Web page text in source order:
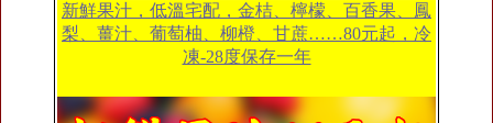
新鮮果汁，低溫宅配，金桔、檸檬、百香果、鳳
梨、薑汁、葡萄柚、柳橙、甘蔗……80元起，冷
凍-28度保存一年